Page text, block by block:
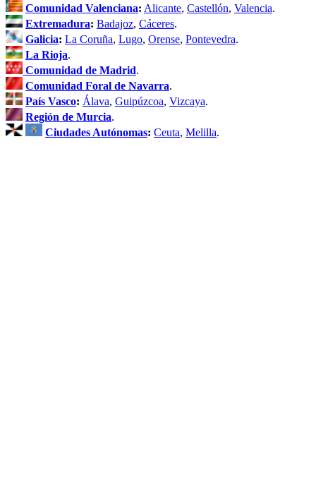
Comunidad Valenciana: Alicante, Castellón, Valencia.
Extremadura: Badajoz, Cáceres.
Galicia: La Coruña, Lugo, Orense, Pontevedra.
La Rioja.
Comunidad de Madrid.
Comunidad Foral de Navarra.
País Vasco: Álava, Guipúzcoa, Vizcaya.
Región de Murcia.
Ciudades Autónomas: Ceuta, Melilla.